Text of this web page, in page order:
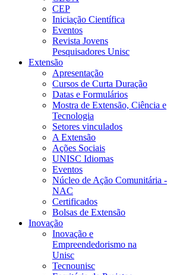
CEP
Iniciação Científica
Eventos
Revista Jovens
Pesquisadores Unisc
Extensão
Apresentação
Cursos de Curta Duração
Datas e Formulários
Mostra de Extensão, Ciência e
Tecnologia
Setores vinculados
A Extensão
Ações Sociais
UNISC Idiomas
Eventos
Núcleo de Ação Comunitária -
NAC
Certificados
Bolsas de Extensão
Inovação
Inovação e
Empreendedorismo na
Unisc
Tecnounisc